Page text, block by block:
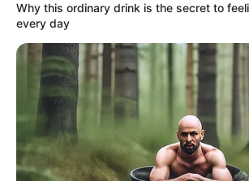
Why this ordinary drink is the secret to
every day